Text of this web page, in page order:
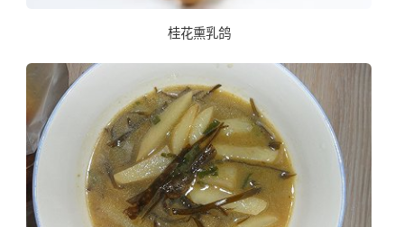
桂花熏乳鸽